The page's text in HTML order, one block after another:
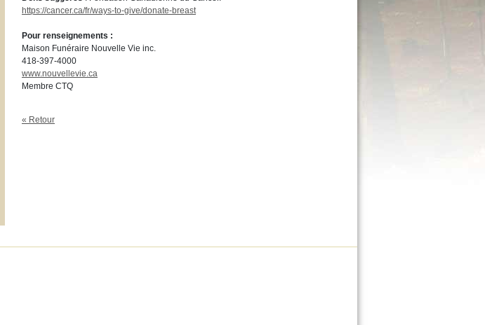
https://cancer.ca/fr/ways-to-give/donate-breast
Pour renseignements :
Maison Funéraire Nouvelle Vie inc.
418-397-4000
www.nouvellevie.ca
Membre CTQ
« Retour